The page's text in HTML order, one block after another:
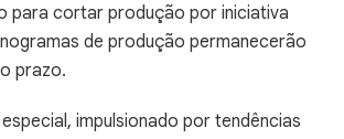
para cortar produção por iniciativa
de produção permanecerão
prazo.
impulsionado por tendências